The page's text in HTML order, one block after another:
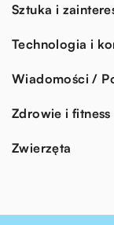
Sztuka i
Technologia i
Wiadomości /
Zdrowie i fitness
Zwierzęta